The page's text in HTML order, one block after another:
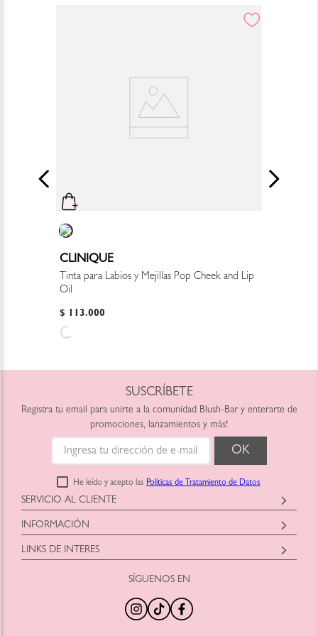
CLINIQUE
Tinta para Labios y Mejillas Pop Cheek and Lip
Oil
$ 113.000
SUSCRÍBETE
Registra tu email para unirte a la comunidad Blush-Bar y enterarte de
promociones, lanzamientos y más!
He leído y acepto las Políticas de Tratamiento de Datos
SERVICIO AL CLIENTE
Horario: Lunes a Viernes
9:00am a 6:00pm
shop@blush-bar.com
INFORMACIÓN
Blush-Bar SAS
Correo:shop@blush-bar.com
LINKS DE INTERES
Marcas Cruelty Free
Retira en Tienda
Productos Nuevos
SÍGUENOS EN